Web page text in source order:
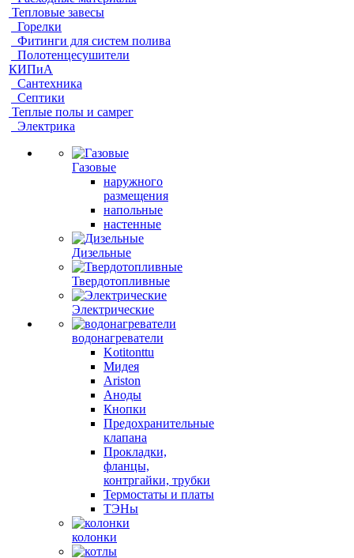
Тепловые завесы
Горелки
Фитинги для систем полива
Полотенцесушители
КИПиА
Сантехника
Септики
Теплые полы и самрег
Электрика
Газовые
наружного
размещения
напольные
настенные
Дизельные
Твердотопливные
Электрические
водонагреватели
Kotitonttu
Мидея
Ariston
Аноды
Кнопки
Предохранительные
клапана
Прокладки,
фланцы,
контргайки, трубки
Термостаты и платы
ТЭНы
колонки